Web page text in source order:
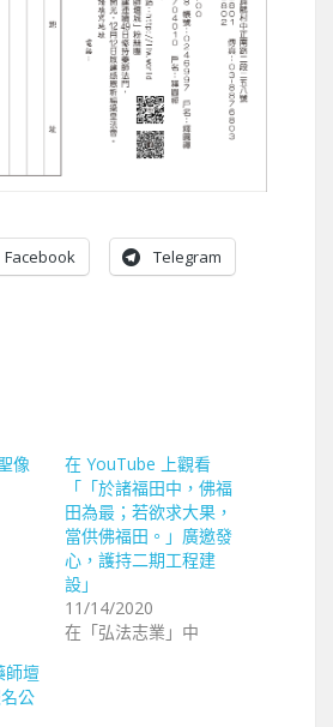
Facebook Telegram
像
在 YouTube 上觀看
「「於諸福田中，佛福
田為最；若欲求大果，
當供佛福田。」廣邀發
心，護持二期工程建
設」
11/14/2020
在「弘法志業」中
師壇
公